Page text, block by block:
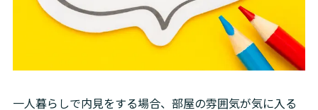
一人暮らしで内見をする場合、部屋の雰囲気が気に入る